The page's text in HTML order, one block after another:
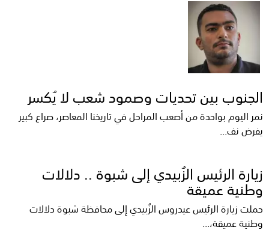
الجنوب بين تحديات وصمود شعب لا يُكسر
نمر اليوم بواحدة من أصعب المراحل في تاريخنا المعاصر، صراع كبير
يفرض نف...
زيارة الرئيس الزُبيدي إلى شبوة .. دلالات
وطنية عميقة
حملت زيارة الرئيس عيدروس الزُبيدي إلى محافظة شبوة دلالات
وطنية عميقة،...